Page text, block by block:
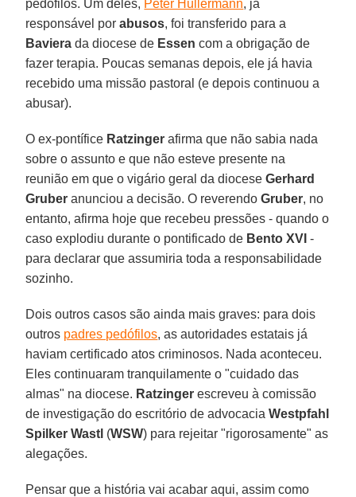
pedófilos. Um deles, Peter Hullermann, já
responsável porabusos, foi transferido para a
Baviera da diocese de Essen com a obrigação de
fazer terapia. Poucas semanas depois, ele já havia
recebido uma missão pastoral (e depois continuou a
abusar).
O ex-pontífice Ratzinger afirma que não sabia nada
sobre o assunto e que não esteve presente na
reunião em que o vigário geral da dioceseGerhard
Gruber anunciou a decisão. O reverendoGruber, no
entanto, afirma hoje que recebeu pressões - quando o
caso explodiu durante o pontificado de Bento XVI -
para declarar que assumiria toda a responsabilidade
sozinho.
Dois outros casos são ainda mais graves: para dois
outros padres pedófilos, as autoridades estatais já
haviam certificado atos criminosos. Nada aconteceu.
Eles continuaram tranquilamente o "cuidado das
almas" na diocese. Ratzinger escreveu à comissão
de investigação do escritório de advocaciaWestpfahl
Spilker Wastl (WSW) para rejeitar "rigorosamente" as
alegações.
Pensar que a história vai acabar aqui, assim como